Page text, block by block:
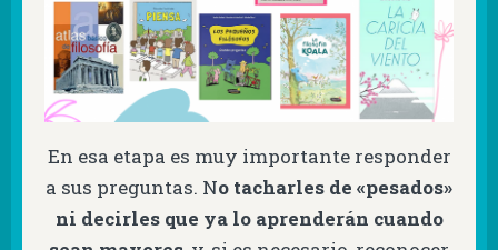
En esa etapa es muy importante responder
a sus preguntas. No tacharles de «pesados»
ni decirles que ya lo aprenderán cuando